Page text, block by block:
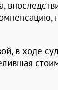
в ходе